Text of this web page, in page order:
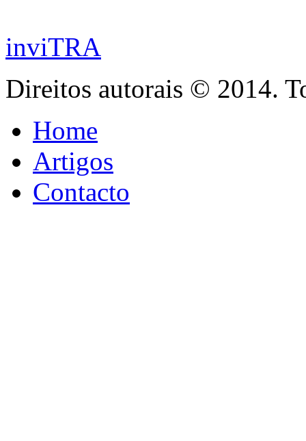
inviTRA
Direitos autorais © 2014.
Home
Artigos
Contacto